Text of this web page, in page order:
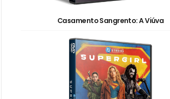
Casamento Sangrento: A Viúva